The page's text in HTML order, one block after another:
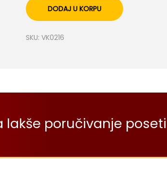
DODAJ U KORPU
SKU: VK0216
lakše poručivanje poseti